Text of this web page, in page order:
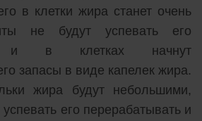
в клетки жира станет очень
не будут успевать его
и в клетках начнут
запасы в виде капелек жира.
жира будут небольшими,
успевать его перерабатывать и